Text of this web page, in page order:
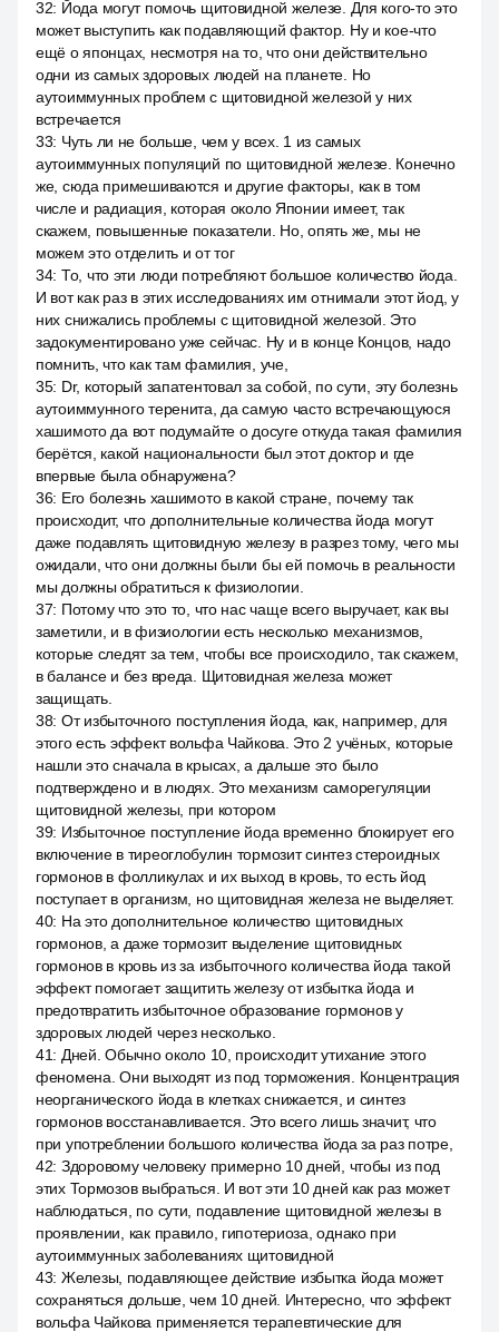
32: Йода могут помочь щитовидной железе. Для кого-то это
может выступить как подавляющий фактор. Ну и кое-что
ещё о японцах, несмотря на то, что они действительно
одни из самых здоровых людей на планете. Но
аутоиммунных проблем с щитовидной железой у них
встречается
33: Чуть ли не больше, чем у всех. 1 из самых
аутоиммунных популяций по щитовидной железе. Конечно
же, сюда примешиваются и другие факторы, как в том
числе и радиация, которая около Японии имеет, так
скажем, повышенные показатели. Но, опять же, мы не
можем это отделить и от тог
34: То, что эти люди потребляют большое количество йода.
И вот как раз в этих исследованиях им отнимали этот йод, у
них снижались проблемы с щитовидной железой. Это
задокументировано уже сейчас. Ну и в конце Концов, надо
помнить, что как там фамилия, уче,
35: Dr, который запатентовал за собой, по сути, эту болезнь
аутоиммунного теренита, да самую часто встречающуюся
хашимото да вот подумайте о досуге откуда такая фамилия
берётся, какой национальности был этот доктор и где
впервые была обнаружена?
36: Его болезнь хашимото в какой стране, почему так
происходит, что дополнительные количества йода могут
даже подавлять щитовидную железу в разрез тому, чего мы
ожидали, что они должны были бы ей помочь в реальности
мы должны обратиться к физиологии.
37: Потому что это то, что нас чаще всего выручает, как вы
заметили, и в физиологии есть несколько механизмов,
которые следят за тем, чтобы все происходило, так скажем,
в балансе и без вреда. Щитовидная железа может
защищать.
38: От избыточного поступления йода, как, например, для
этого есть эффект вольфа Чайкова. Это 2 учёных, которые
нашли это сначала в крысах, а дальше это было
подтверждено и в людях. Это механизм саморегуляции
щитовидной железы, при котором
39: Избыточное поступление йода временно блокирует его
включение в тиреоглобулин тормозит синтез стероидных
гормонов в фолликулах и их выход в кровь, то есть йод
поступает в организм, но щитовидная железа не выделяет.
40: На это дополнительное количество щитовидных
гормонов, а даже тормозит выделение щитовидных
гормонов в кровь из за избыточного количества йода такой
эффект помогает защитить железу от избытка йода и
предотвратить избыточное образование гормонов у
здоровых людей через несколько.
41: Дней. Обычно около 10, происходит утихание этого
феномена. Они выходят из под торможения. Концентрация
неорганического йода в клетках снижается, и синтез
гормонов восстанавливается. Это всего лишь значит, что
при употреблении большого количества йода за раз потре,
42: Здоровому человеку примерно 10 дней, чтобы из под
этих Тормозов выбраться. И вот эти 10 дней как раз может
наблюдаться, по сути, подавление щитовидной железы в
проявлении, как правило, гипотериоза, однако при
аутоиммунных заболеваниях щитовидной
43: Железы, подавляющее действие избытка йода может
сохраняться дольше, чем 10 дней. Интересно, что эффект
вольфа Чайкова применяется терапевтические для